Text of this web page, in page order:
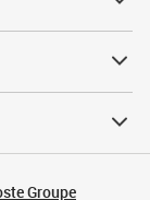
Groupe